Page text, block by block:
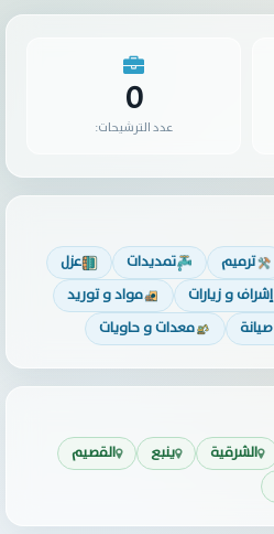
0
عدد الترشيحات:
ترميم تمديدات
عزل
إشراف و زيارات
مواد و توريد
صيانة معدات و حاويات
الشرقية ينبع
القصيم